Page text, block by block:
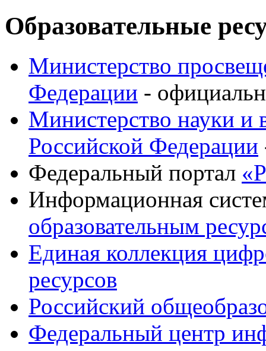
Образовательные
Министерство
Федерации -
Министерство науки и
Российской Федерации
Федеральный портал
Информационная
образовательным
Единая коллекция
ресурсов
Российский
Федеральный центр